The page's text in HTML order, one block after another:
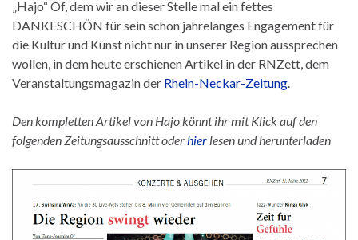
„Hajo“ Of, dem wir an dieser Stelle mal ein fettes
DANKESCHÖN für sein schon jahrelanges Engagement für
die Kultur und Kunst nicht nur in unserer Region aussprechen
wollen, in dem heute erschienen Artikel in der RNZett, dem
Veranstaltungsmagazin der Rhein-Neckar-Zeitung.
Den kompletten Artikel von Hajo könnt ihr mit Klick auf den
folgenden Zeitungsausschnitt oderhier lesen und herunterladen